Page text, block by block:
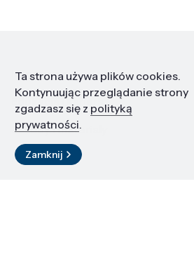
Informacje
Edukacja i kariera
Zasoby i materiały
Kontakt
Ta strona używa plików cookies.
Kontynuując przeglądanie strony
zgadzasz się z polityką
prywatności.
Zamknij